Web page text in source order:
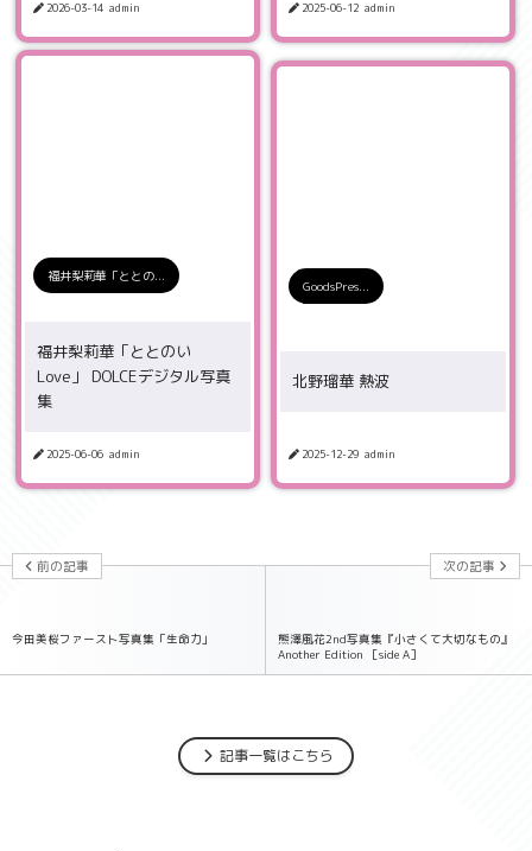
2026-03-14 admin 2025-06-12 admin
福井梨莉華「ととの...
福井梨莉華「ととのい
Love」 DOLCEデジタル写真
集
2025-06-06 admin
GoodsPres...
北野瑠華 熱波
2025-12-29 admin
前の記事
今田美桜ファースト写真集「生命力」
次の記事
熊澤風花2nd写真集『小さくて大切なもの』
Another Edition ［side A］
記事一覧はこちら